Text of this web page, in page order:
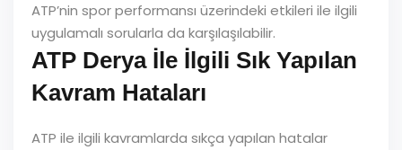
ATP’nin spor performansı üzerindeki etkileri ile ilgili
uygulamalı sorularla da karşılaşılabilir.
ATP Derya İle İlgili Sık Yapılan
Kavram Hataları
ATP ile ilgili kavramlarda sıkça yapılan hatalar